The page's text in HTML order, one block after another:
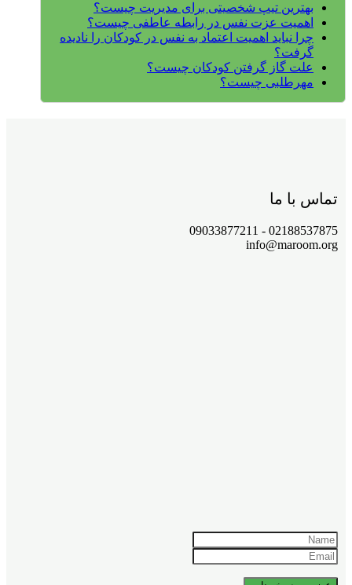
بهترین تیپ شخصیتی برای مدیریت چیست؟
اهمیت عزت نفس در رابطه عاطفی چیست؟
چرا نباید اهمیت اعتماد به نفس در کودکان را نادیده
گرفت؟
علت گاز گرفتن کودکان چیست؟
مهرطلبی چیست؟
تماس با ما
02188537875 - 09033877211
info@maroom.org